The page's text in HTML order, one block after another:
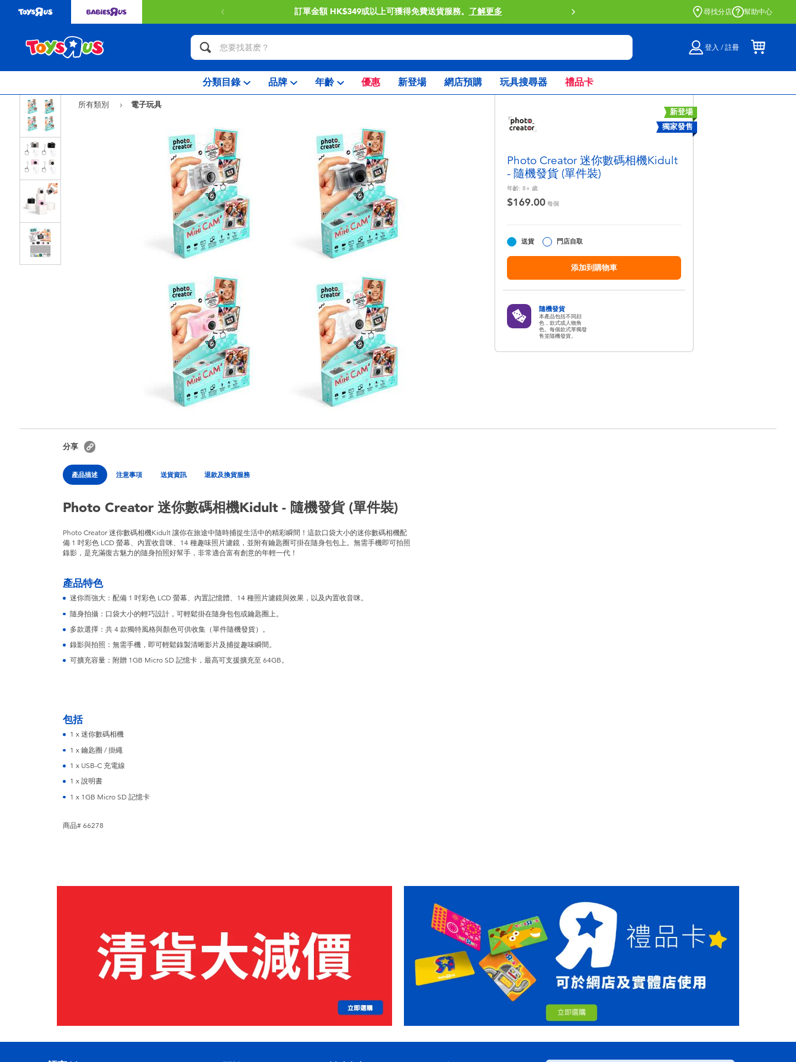
訂單金額 HK$349或以上可獲得免費送貨服務。 了解更多 門店自取服務 網上購買並在店內
尋找分店 幫助中心
登入 / 註冊
分類目錄 品牌 年齡 優惠 新登場 網店預購 玩具搜尋器 禮品卡
所有類別
電子玩具
新登場
獨家發售
Photo Creator 迷你數碼相機Kidult
- 隨機發貨 (單件裝)
年齡: 8+ 歲
$169.00 每個
送貨 門店自取
添加到購物車
隨機發貨
本產品包括不同顔
色，款式或人物角
色。每個款式單獨發
售並隨機發貨。
分享
產品描述 注意事項 送貨資訊 退款及換貨服務
Photo Creator 迷你數碼相機Kidult - 隨機發貨 (單件裝)
Photo Creator 迷你數碼相機Kidult 讓你在旅途中隨時捕捉生活中的精彩瞬間！這款口袋大小的迷你數碼相機配
備 1 吋彩色 LCD 螢幕、內置收音咪、14 種趣味照片濾鏡，並附有鑰匙圈可掛在隨身包包上。無需手機即可拍照
錄影，是充滿復古魅力的隨身拍照好幫手，非常適合富有創意的年輕一代！
產品特色
迷你而強大：配備 1 吋彩色 LCD 螢幕、內置記憶體、14 種照片濾鏡與效果，以及內置收音咪。
隨身拍攝：口袋大小的輕巧設計，可輕鬆掛在隨身包包或鑰匙圈上。
多款選擇：共 4 款獨特風格與顏色可供收集（單件隨機發貨）。
錄影與拍照：無需手機，即可輕鬆錄製清晰影片及捕捉趣味瞬間。
可擴充容量：附贈 1GB Micro SD 記憶卡，最高可支援擴充至 64GB。
包括
1 x 迷你數碼相機
1 x 鑰匙圈 / 掛繩
1 x USB-C 充電線
1 x 說明書
1 x 1GB Micro SD 記憶卡
商品# 66278